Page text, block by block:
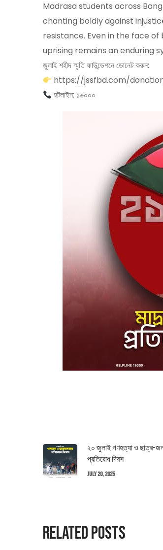
Madrasa students across
chanting boldly against
resistance. Even in the face
uprising remains an enduring
জুলাই শহীদ স্মৃতি ফাউন্ডেশনে ডোনেট করুন:
https://jssfbd.com/
হটলাইন: ১৬০০০
২০ জুলাই গণহত্যা ও ছাত্র-
প্রতিরোধ দিবস
July 20, 2025
Related Posts